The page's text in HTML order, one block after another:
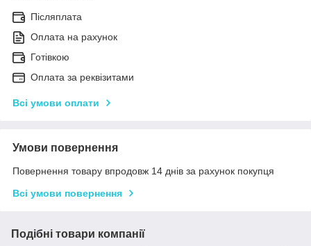
Післяплата
Оплата на рахунок
Готівкою
Оплата за реквізитами
Всі умови оплати
Умови повернення
Повернення товару впродовж 14 днів за рахунок покупця
Всі умови повернення
Подібні товари компанії